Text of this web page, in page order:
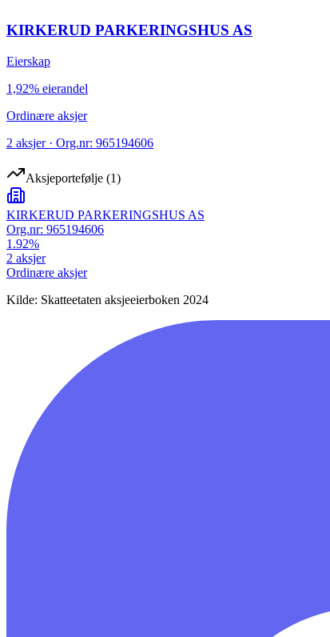
KIRKERUD PARKERINGSHUS AS
Eierskap
1,92% eierandel
Ordinære aksjer
2 aksjer · Org.nr: 965194606
Aksjeportefølje (1)
KIRKERUD PARKERINGSHUS AS
Org.nr: 965194606
1.92%
2 aksjer
Ordinære aksjer
Kilde: Skatteetaten aksjeeierboken 2024